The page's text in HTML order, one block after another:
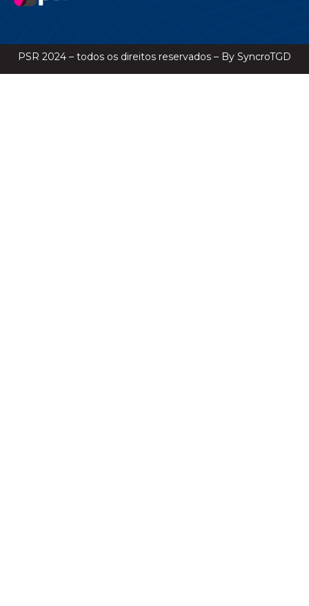
PSR 2024 – todos os direitos reservados – By SyncroTGD